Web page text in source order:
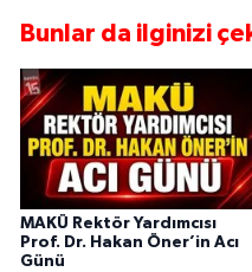
Bunlar da ilginizi
MAKÜ Rektör Yardımcısı
Prof. Dr. Hakan Öner’in Acı
Günü